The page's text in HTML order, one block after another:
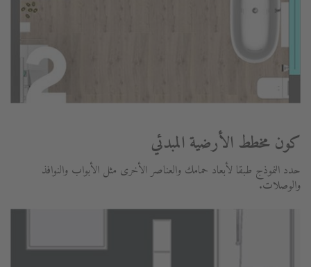
كون مخطط الأرضية المبدئي
حدد النموذج طبقا لأبعاد حمامك والعناصر الأخرى مثل الأبواب والنوافذ
والوصلات.